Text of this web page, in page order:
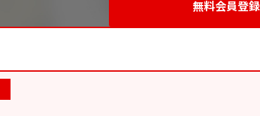
無料会員登録